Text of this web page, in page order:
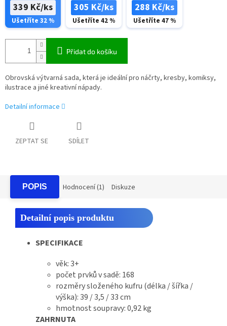
339 Kč/ks
Ušetříte 32 %
305 Kč/ks
Ušetříte 42 %
288 Kč/ks
Ušetříte 47 %
Přidat do košíku
Obrovská výtvarná sada, která je ideální pro náčrty, kresby, komiksy,
ilustrace a jiné kreativní nápady.
Detailní informace
ZEPTAT SE SDÍLET
POPIS Hodnocení (1) Diskuze
Detailní popis produktu
SPECIFIKACE
věk: 3+
počet prvků v sadě: 168
rozměry složeného kufru (délka / šířka /
výška): 39 / 3,5 / 33 cm
hmotnost soupravy: 0,92 kg
ZAHRNUTA